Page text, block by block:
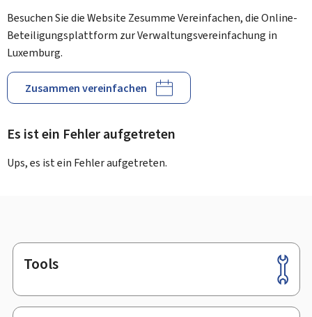
Besuchen Sie die Website Zesumme Vereinfachen, die Online-
Beteiligungsplattform zur Verwaltungsvereinfachung in
Luxemburg.
Zusammen vereinfachen
Es ist ein Fehler aufgetreten
Ups, es ist ein Fehler aufgetreten.
Footer
Tools